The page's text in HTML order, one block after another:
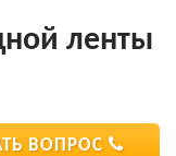
ленты
ВОПРОС